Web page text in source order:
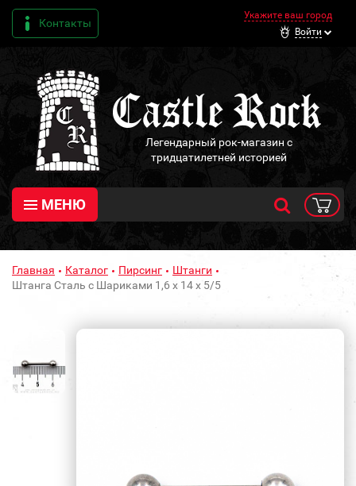
Контакты
Укажите ваш город
Войти
Легендарный рок-магазин с
тридцатилетней историей
МЕНЮ
Главная Каталог Пирсинг
Штанги
Штанга Сталь с Шариками 1,6 х 14 х 5/5